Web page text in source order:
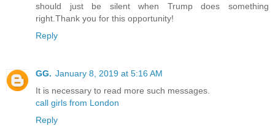
should just be silent when Trump does something
right.Thank you for this opportunity!
Reply
GG. January 8, 2019 at 5:16 AM
It is necessary to read more such messages.
call girls from London
Reply